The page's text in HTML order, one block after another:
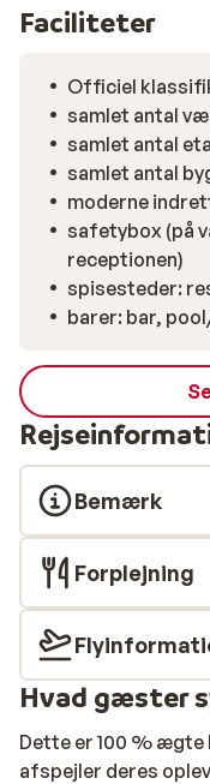
stranden ikke er
Faciliteter
Officiel
samlet antal
samlet antal
samlet antal
moderne
safetybox (på
receptionen)
spisesteder:
barer: bar,
Bemærk
Forplejning
Hvad gæster
Dette er 100 %
afspejler deres